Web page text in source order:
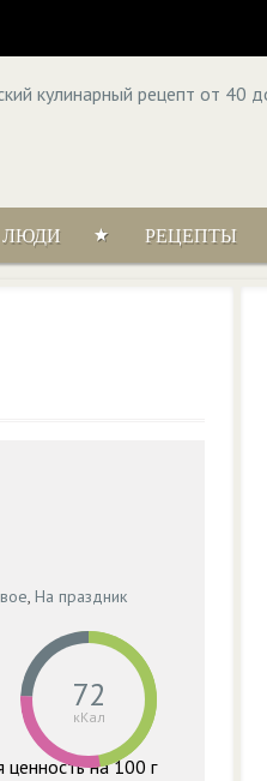
ЛЮДИ РЕЦЕПТЫ
, На праздник
72
кКал
ценность на 100 г